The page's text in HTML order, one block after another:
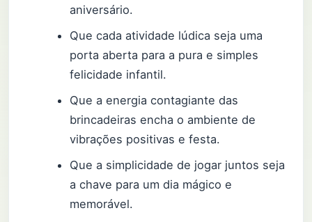
aniversário.
Que cada atividade lúdica seja uma
porta aberta para a pura e simples
felicidade infantil.
Que a energia contagiante das
brincadeiras encha o ambiente de
vibrações positivas e festa.
Que a simplicidade de jogar juntos seja
a chave para um dia mágico e
memorável.